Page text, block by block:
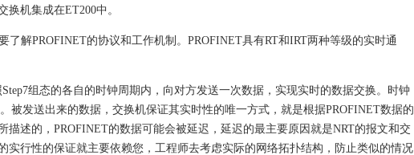
换机集成在ET200中。
了解PROFINET的协议和工作机制。PROFINET具有RT和IRT两种等级的实时通
组态的各自的时钟周期内，向对方发送一次数据，实现实时的数据交换。时钟
被发送出来的数据，交换机保证其实时性的唯一方式，就是根据PROFINET数据的
描述的，PROFINET的数据可能会被延迟，延迟的最主要原因就是NRT的报文和交
实行性的保证就主要依赖您，工程师去考虑实际的网络拓扑结构，防止类似的情况